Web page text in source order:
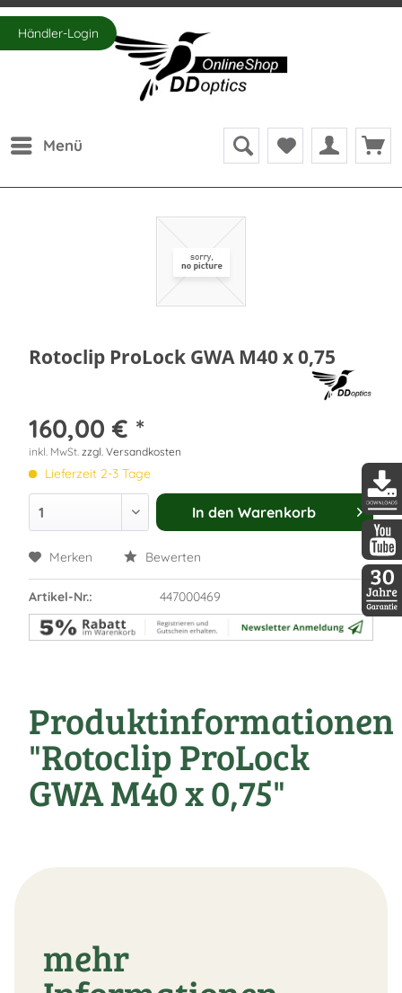
Händler-Login
Menü
Rotoclip ProLock GWA M40 x 0,75
160,00 € *
inkl. MwSt. zzgl. Versandkosten
Lieferzeit 2-3 Tage
In den Warenkorb
Merken Bewerten
Artikel-Nr.: 447000469
Produktinformationen
"Rotoclip ProLock
GWA M40 x 0,75"
mehr
30